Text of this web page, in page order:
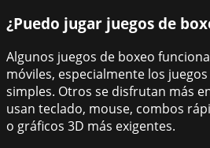
¿Puedo jugar juegos de
Algunos juegos de boxeo
móviles, especialmente los
simples. Otros se disfrutan más
usan teclado, mouse, combos
o gráficos 3D más exigentes.